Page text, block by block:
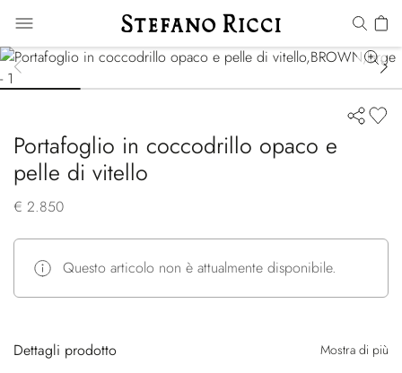
Portafoglio in coccodrillo opaco e
pelle di vitello
€ 2.850
Questo articolo non è attualmente disponibile.
Dettagli prodotto Mostra di più